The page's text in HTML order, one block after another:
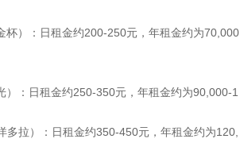
杯）：日租金约200-250元，年租金约为70,000
）：日租金约250-350元，年租金约为90,000-1
多拉）：日租金约350-450元，年租金约为120,